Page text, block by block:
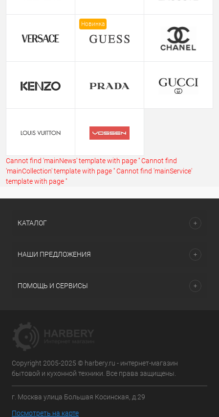
Новинка
Cannot find 'mainNews' template with page ''Cannot find
'mainCollection' template with page ''Cannot find 'mainService'
template with page ''
КАТАЛОГ
НАШИ ПРЕДЛОЖЕНИЯ
ПОМОЩЬ И СЕРВИСЫ
Copyright 2005-2025 © harbery.ru - интернет-магазин
бытовой и кухонной техники. Все права защищены.
г. Москва улица Большая Косинская, д.29
Посмотреть на карте